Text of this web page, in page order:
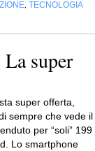
TECNOLOGIA
super
super offerta,
sempre che vede il
per “soli” 199
Lo smartphone